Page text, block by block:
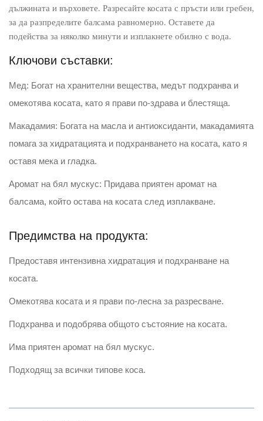
дължината и върховете. Разресайте косата с пръсти или гребен,
за да разпределите балсама равномерно. Оставете да
подейства за няколко минути и изплакнете обилно с вода.
Ключови съставки:
Мед: Богат на хранителни вещества, медът подхранва и
омекотява косата, като я прави по-здрава и блестяща.
Макадамия: Богата на масла и антиоксиданти, макадамията
помага за хидратацията и подхранването на косата, като я
оставя мека и гладка.
Аромат на бял мускус: Придава приятен аромат на
балсама, който остава на косата след изплакване.
Предимства на продукта:
Предоставя интензивна хидратация и подхранване на
косата.
Омекотява косата и я прави по-лесна за разресване.
Подхранва и подобрява общото състояние на косата.
Има приятен аромат на бял мускус.
Подходящ за всички типове коса.